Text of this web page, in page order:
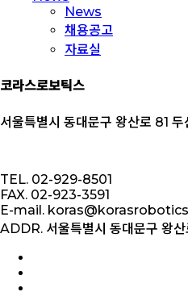
News
채용공고
자료실
코라스로보틱스
서울특별시 동대문구 왕산로 81
TEL. 02-929-8501
FAX. 02-923-3591
E-mail.
ADDR. 서울특별시 동대문구 왕